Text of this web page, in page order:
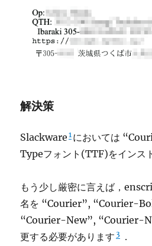
解決策
Slackware 1 においては
Typeフォント(TTF)をインス
もう少し厳密に言えば，
名を “Courier”, “Courier-
“Courier-New”, “Courier-
更する必要があります 3 ．